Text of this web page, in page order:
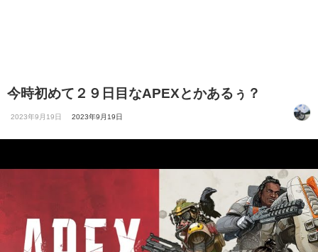
今時初めて２９日目なAPEXとかあるぅ？
2023年9月19日 2023年9月19日